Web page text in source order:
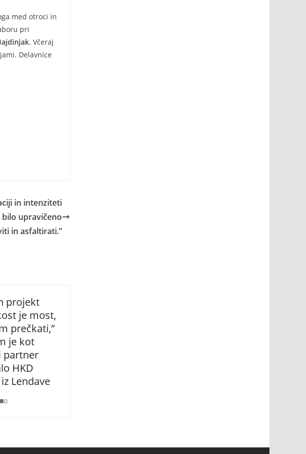
med otroci in
pri
. Včeraj
Delavnice
in intenziteti
bilo upravičeno
in asfaltirati.”
projekt
je most,
prečkati,”
je kot
partner
HKD
Lendave
0